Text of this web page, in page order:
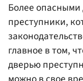
Более
преступники,
главное в том,
дверью